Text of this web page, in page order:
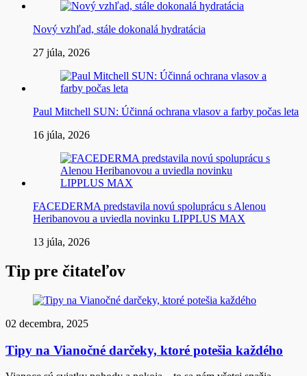
Nový vzhľad, stále dokonalá hydratácia
27 júla, 2026
Paul Mitchell SUN: Účinná ochrana vlasov a farby počas leta
16 júla, 2026
FACEDERMA predstavila novú spoluprácu s Alenou
Heribanovou a uviedla novinku LIPPLUS MAX
13 júla, 2026
Tip pre čitateľov
02 decembra, 2025
Tipy na Vianočné darčeky, ktoré potešia každého